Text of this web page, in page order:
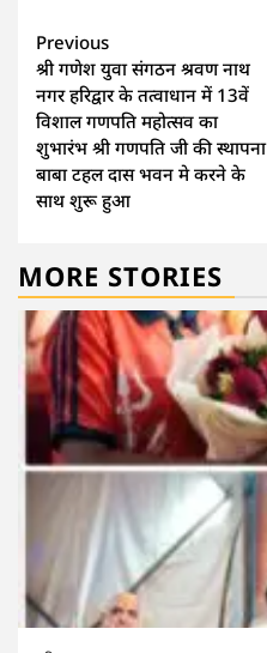
Continue
Reading
Previous
श्री गणेश युवा संगठन श्रवण नाथ
नगर हरिद्वार के तत्वाधान में 13वें
विशाल गणपति महोत्सव का
शुभारंभ श्री गणपति जी की स्थापना
बाबा टहल दास भवन मे करने के
साथ शुरू हुआ
MORE STORIES